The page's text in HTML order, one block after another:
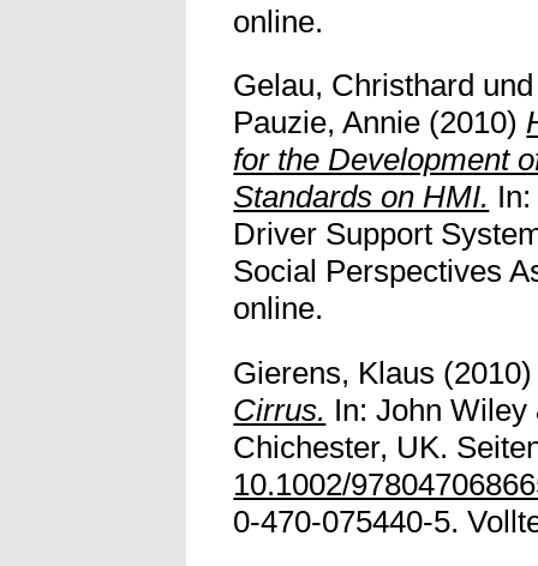
online.
Gelau, Christhard
Pauzie, Annie (2010)
for the Development
Standards on HMI.
Driver Support
Social Perspectives
online.
Gierens, Klaus
Cirrus. In: John Wiley
Chichester, UK.
10.1002/
0-470-075440-5.